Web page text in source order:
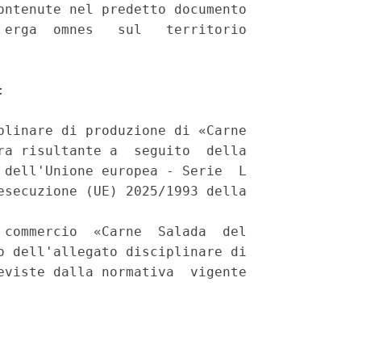
nel predetto documento
erga  omnes   sul   territorio
di produzione di «Carne
risultante a  seguito  della
europea - Serie  L
(UE) 2025/1993 della
«Carne  Salada  del
dell'allegato disciplinare di
dalla normativa  vigente